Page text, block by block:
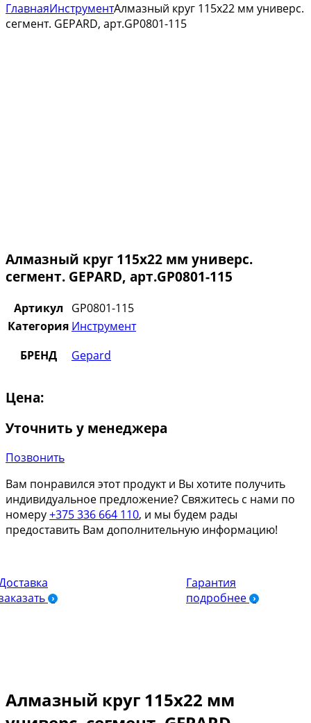
ГлавнаяИнструментАлмазный круг 115х22 мм универс.
сегмент. GEPARD, арт.GP0801-115
Алмазный круг 115х22 мм универс.
сегмент. GEPARD, арт.GP0801-115
Артикул
GP0801-115
Категория Инструмент
БРЕНД
Gepard
Цена:
Уточнить у менеджера
Позвонить
Вам понравился этот продукт и Вы хотите получить
индивидуальное предложение? Свяжитесь с нами по
номеру+375 336 664 110, и мы будем рады
предоставить Вам дополнительную информацию!
Гарантия
подробнее
Алмазный круг 115х22 мм